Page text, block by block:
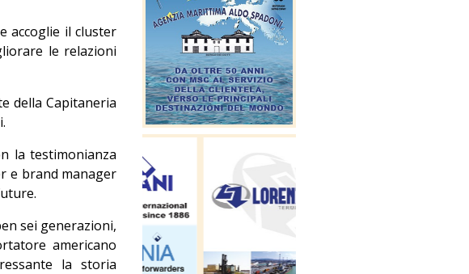
accoglie il cluster
le relazioni
della Capitaneria
la testimonianza
e brand manager
sei generazioni,
americano
la storia